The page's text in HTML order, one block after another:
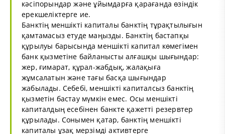
кәсіпорындар және ұйымдарға қарағанда өзіндік
ерекшеліктерге ие.
Банктің меншікті капиталы банктің тұрақтылығын
қамтамасыз етуде маңызды. Банктің бастапқы
құрылуы барысында меншікті капитал көмегімен
банк қызметіне байланысты алғашқы шығындар:
жер, ғимарат, құрал-жабдық, жалақыға
жұмсалатын және тағы басқа шығындар
жабылады. Себебі, меншікті капиталсыз банктің
қызметін бастау мүмкін емес. Осы меншікті
капиталдың есебінен банкте қажетті резервтер
құрылады. Сонымен қатар, банктің меншікті
капиталы ұзақ мерзімді активтерге